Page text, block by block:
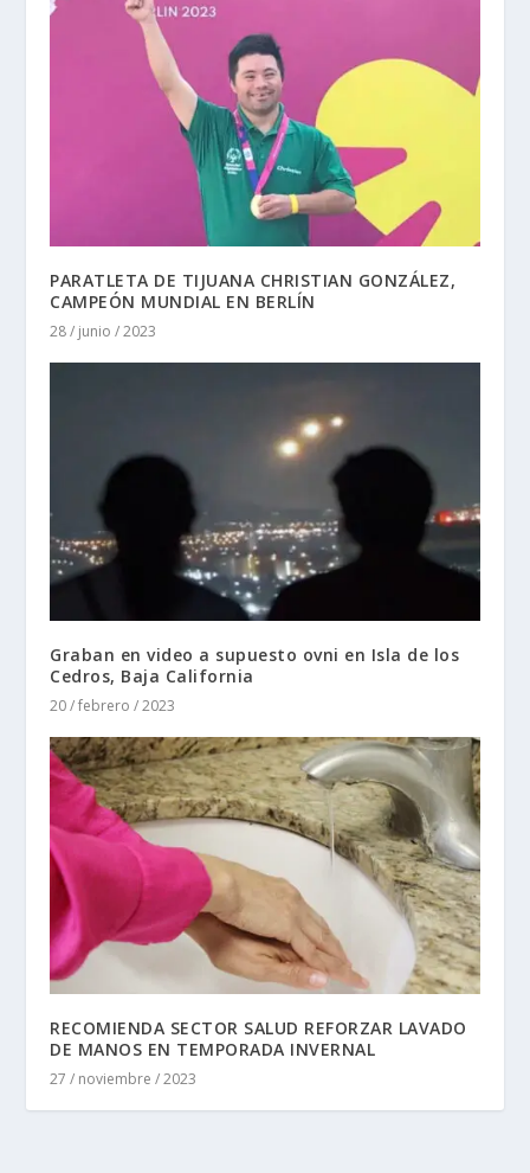
PARATLETA DE TIJUANA CHRISTIAN GONZÁLEZ,
CAMPEÓN MUNDIAL EN BERLÍN
28 / junio / 2023
Graban en video a supuesto ovni en Isla de los
Cedros, Baja California
20 / febrero / 2023
RECOMIENDA SECTOR SALUD REFORZAR LAVADO
DE MANOS EN TEMPORADA INVERNAL
27 / noviembre / 2023